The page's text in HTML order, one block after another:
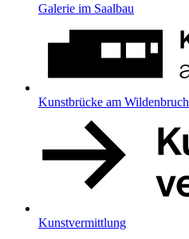
Galerie im Saalbau
Kunstbrücke am Wildenbruch
Kunstvermittlung